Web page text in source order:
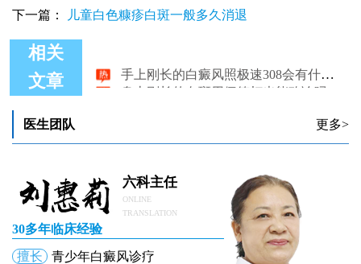
下一篇： 儿童白色糠疹白斑一般多久消退
相关
文章
身上刚长的白斑用伍德灯光能确诊吗
医生团队 更多>
六科主任
ONLINE
TRANSLATION
30多年临床经验
擅长
青少年白癜风诊疗